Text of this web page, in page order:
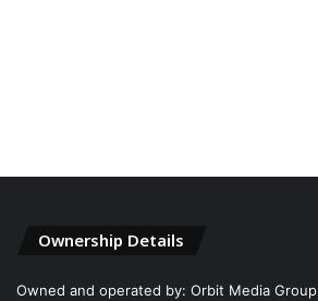
Ownership Details
Owned and operated by: Orbit Media Group